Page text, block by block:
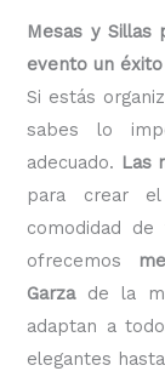
Mesas y Sillas
evento un
Si estás
sabes lo
adecuado. Las
para crear
comodidad
ofrecemos
Garzade la
adaptan a
elegantes